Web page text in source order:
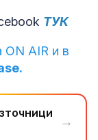
ТУК
ON AIR и в
→